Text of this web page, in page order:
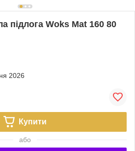
підлога Woks Mat 160 80
2026
Купити
або